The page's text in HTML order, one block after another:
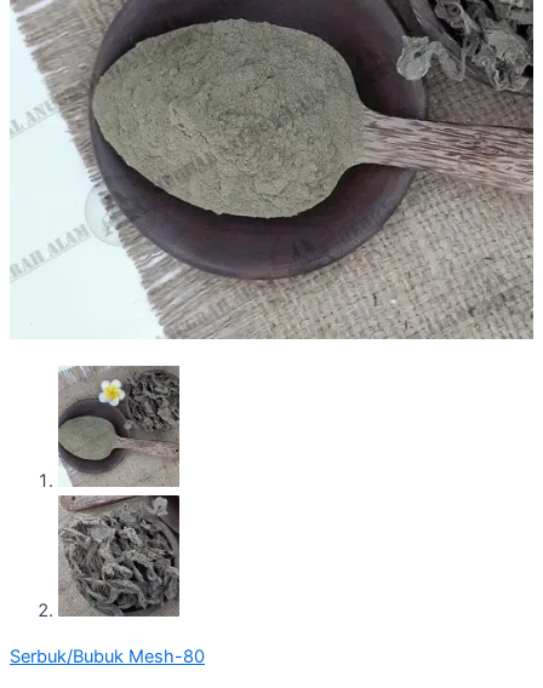
Serbuk/Bubuk Mesh-80